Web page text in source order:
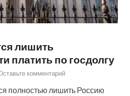
лишить
платить по госдолгу
комментарий
полностью лишить Россию